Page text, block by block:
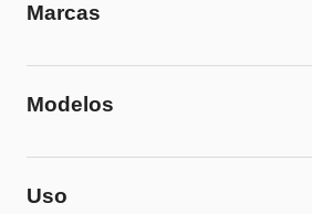
Marcas
Modelos
Uso